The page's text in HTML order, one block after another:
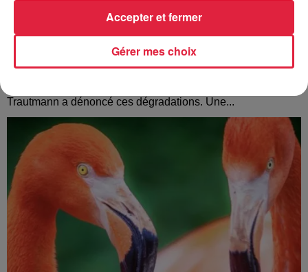
Tags antisémites à Strasbourg : Catherine
Trautmann réagit
Des inscriptions à caractère antisémite ont été découvertes
Trautmann a dénoncé ces dégradations. Une...
Gérer mes choix
Accepter et fermer